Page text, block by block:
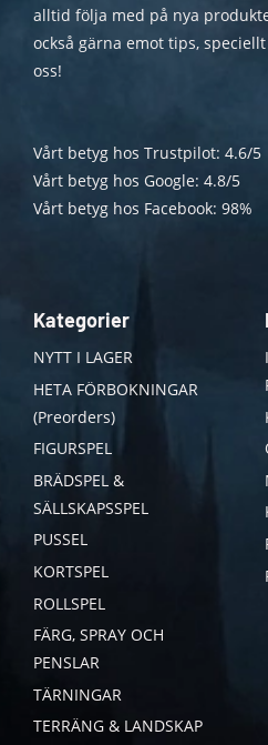
alltid följa med på nya
också gärna emot tips,
oss!
Vårt betyg hos Trustpilot: 4.6/5
Vårt betyg hos Google: 4.8/5
Vårt betyg hos Facebook: 98%
Kategorier
NYTT I LAGER
HETA FÖRBOKNINGAR
(Preorders)
FIGURSPEL
BRÄDSPEL &
SÄLLSKAPSSPEL
PUSSEL
KORTSPEL
ROLLSPEL
FÄRG, SPRAY OCH
PENSLAR
TÄRNINGAR
TERRÄNG & LANDSKAP